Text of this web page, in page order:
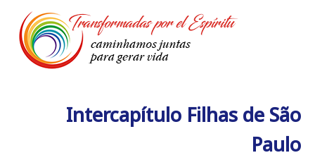
content
Intercapítulo Filhas de São
Paulo